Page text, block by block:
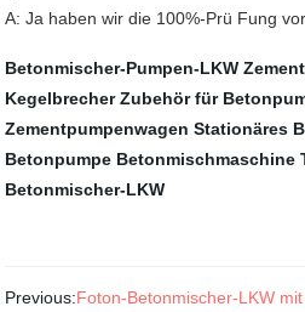
A: Ja haben wir die 100%-Prü Fung
Betonmischer-Pumpen-LKW
Kegelbrecher Zubehör für
Zementpumpenwagen Stationäres
Betonpumpe Betonmischmaschine
Betonmischer-LKW
Previous:Foton-Betonmischer-LKW